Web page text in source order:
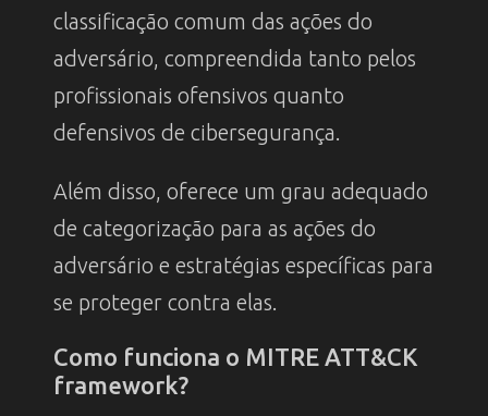
classificação comum das ações do
adversário, compreendida tanto pelos
profissionais ofensivos quanto
defensivos de cibersegurança.
Além disso, oferece um grau adequado
de categorização para as ações do
adversário e estratégias específicas para
se proteger contra elas.
Como funciona o MITRE ATT&CK
framework?